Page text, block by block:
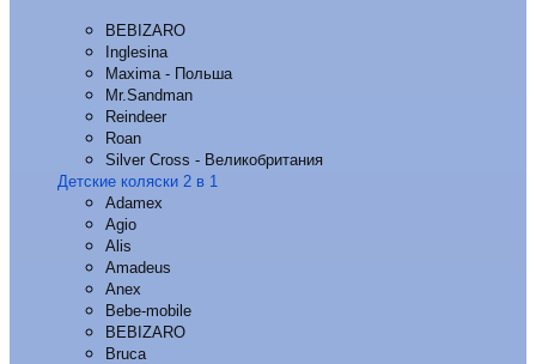
BEBIZARO
Inglesina
Maxima - Польша
Mr.Sandman
Reindeer
Roan
Silver Cross - Великобритания
Детские коляски 2 в 1
Adamex
Agio
Alis
Amadeus
Anex
Bebe-mobile
BEBIZARO
Bruca